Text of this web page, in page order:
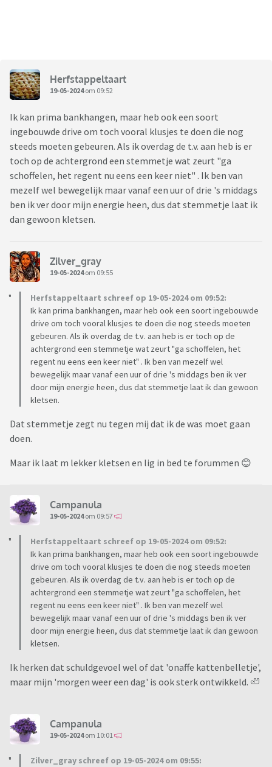
Herfstappeltaart
19-05-2024om 09:52
Ik kan prima bankhangen, maar heb ook een soort
ingebouwde drive om toch vooral klusjes te doen die nog
steeds moeten gebeuren. Als ik overdag de t.v. aan heb is er
toch op de achtergrond een stemmetje wat zeurt "ga
schoffelen, het regent nu eens een keer niet" . Ik ben van
mezelf wel bewegelijk maar vanaf een uur of drie 's middags
ben ik ver door mijn energie heen, dus dat stemmetje laat ik
dan gewoon kletsen.
Zilver_gray
19-05-2024om 09:55
Herfstappeltaart schreef op 19-05-2024 om 09:52:
Ik kan prima bankhangen, maar heb ook een soort ingebouwde
drive om toch vooral klusjes te doen die nog steeds moeten
gebeuren. Als ik overdag de t.v. aan heb is er toch op de
achtergrond een stemmetje wat zeurt "ga schoffelen, het
regent nu eens een keer niet" . Ik ben van mezelf wel
bewegelijk maar vanaf een uur of drie 's middags ben ik ver
door mijn energie heen, dus dat stemmetje laat ik dan gewoon
kletsen.
Dat stemmetje zegt nu tegen mij dat ik de was moet gaan
doen.
Maar ik laat m lekker kletsen en lig in bed te forummen 😊
Campanula
19-05-2024om 09:57
Herfstappeltaart schreef op 19-05-2024 om 09:52:
Ik kan prima bankhangen, maar heb ook een soort ingebouwde
drive om toch vooral klusjes te doen die nog steeds moeten
gebeuren. Als ik overdag de t.v. aan heb is er toch op de
achtergrond een stemmetje wat zeurt "ga schoffelen, het
regent nu eens een keer niet" . Ik ben van mezelf wel
bewegelijk maar vanaf een uur of drie 's middags ben ik ver
door mijn energie heen, dus dat stemmetje laat ik dan gewoon
kletsen.
Ik herken dat schuldgevoel wel of dat 'onaffe kattenbelletje',
maar mijn 'morgen weer een dag' is ook sterk ontwikkeld. 🦥
Campanula
19-05-2024om 10:01
Zilver_gray schreef op 19-05-2024 om 09:55: